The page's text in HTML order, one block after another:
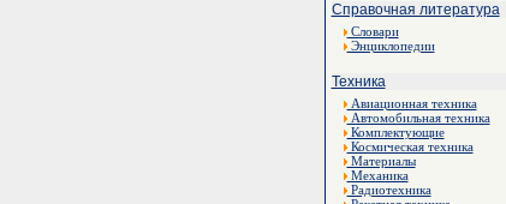
Справочная литература
Словари
Энциклопедии
Техника
Авиационная техника
Автомобильная техника
Комплектующие
Космическая техника
Материалы
Механика
Радиотехника